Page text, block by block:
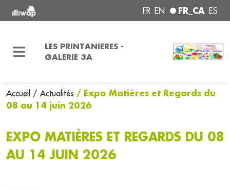
FR EN FR_CA ES
LES PRINTANIERES -
GALERIE 3A
Accueil / Actualités / Expo Matières et Regards du
08 au 14 juin 2026
EXPO MATIÈRES ET REGARDS DU 08
AU 14 JUIN 2026